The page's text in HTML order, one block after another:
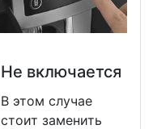
Не включается
В этом случае
стоит заменить